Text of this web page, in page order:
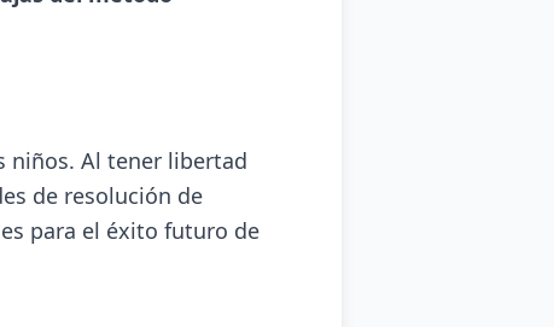
niños. Al tener libertad
de resolución de
para el éxito futuro de